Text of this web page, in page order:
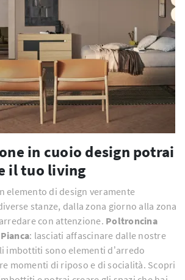
in cuoio design potrai
il tuo living
elemento di design veramente
stanze, dalla zona giorno alla zona
con attenzione. Poltroncina
: lasciati affascinare dalle nostre
imbottiti sono elementi d’arredo
momenti di riposo e di socialità. Scopri